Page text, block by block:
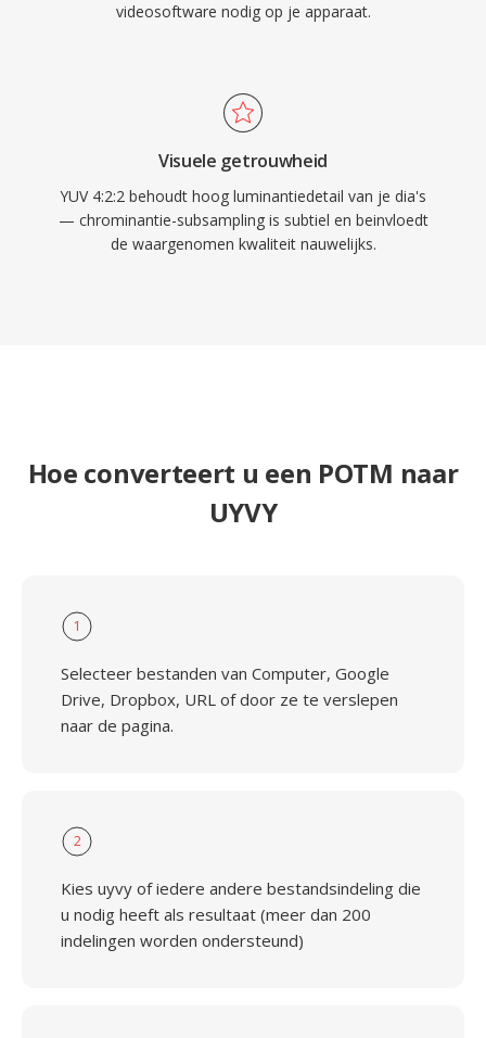
videosoftware nodig op je apparaat.
Visuele getrouwheid
YUV 4:2:2 behoudt hoog luminantiedetail van je dia's
— chrominantie-subsampling is subtiel en beinvloedt
de waargenomen kwaliteit nauwelijks.
Hoe converteert u een POTM naar
UYVY
1
Selecteer bestanden van Computer, Google
Drive, Dropbox, URL of door ze te verslepen
naar de pagina.
2
Kies uyvy of iedere andere bestandsindeling die
u nodig heeft als resultaat (meer dan 200
indelingen worden ondersteund)